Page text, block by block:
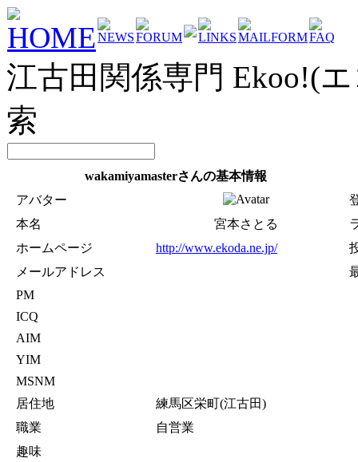
HOMENEWSFORUM LINKSMAILFORMFAQ
江古田関係専門 Ekoo!(
索
wakamiyamasterさんの基本情報
アバター
本名
宮本さとる
ホームページ
http://www.ekoda.ne.jp/
メールアドレス
PM
ICQ
AIM
YIM
MSNM
居住地
練馬区栄町(江古田)
職業
自営業
趣味